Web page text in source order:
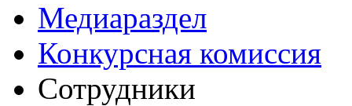
Медиараздел
Конкурсная комиссия
Сотрудники